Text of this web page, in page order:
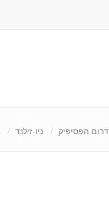
דרום הפסיפיק ניו-זילנד